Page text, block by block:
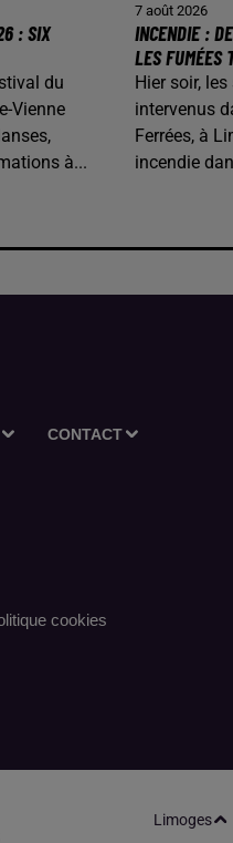
: SIX
du
Vienne
à...
7 août 2026
INCENDIE :
LES FUMÉES
Hier soir,
intervenus
Ferrées, à
incendie
CONTACT
Limoges
cookies